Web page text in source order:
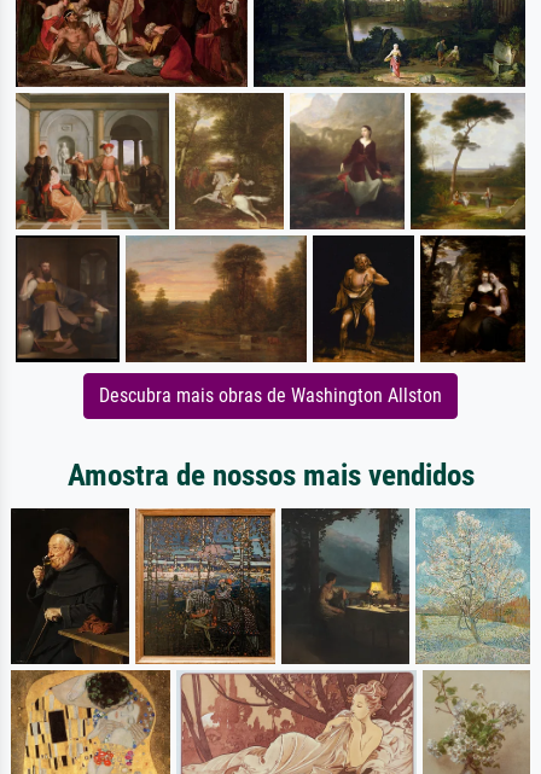
Descubra mais obras de Washington Allston
Amostra de nossos mais vendidos